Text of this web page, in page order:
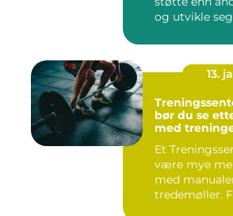
og utvikle
13.
Treningssenter
bør du se
med
Et
være mye
med
tredemøller.